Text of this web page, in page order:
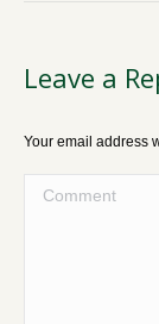
Leave a
Your email address
Comment